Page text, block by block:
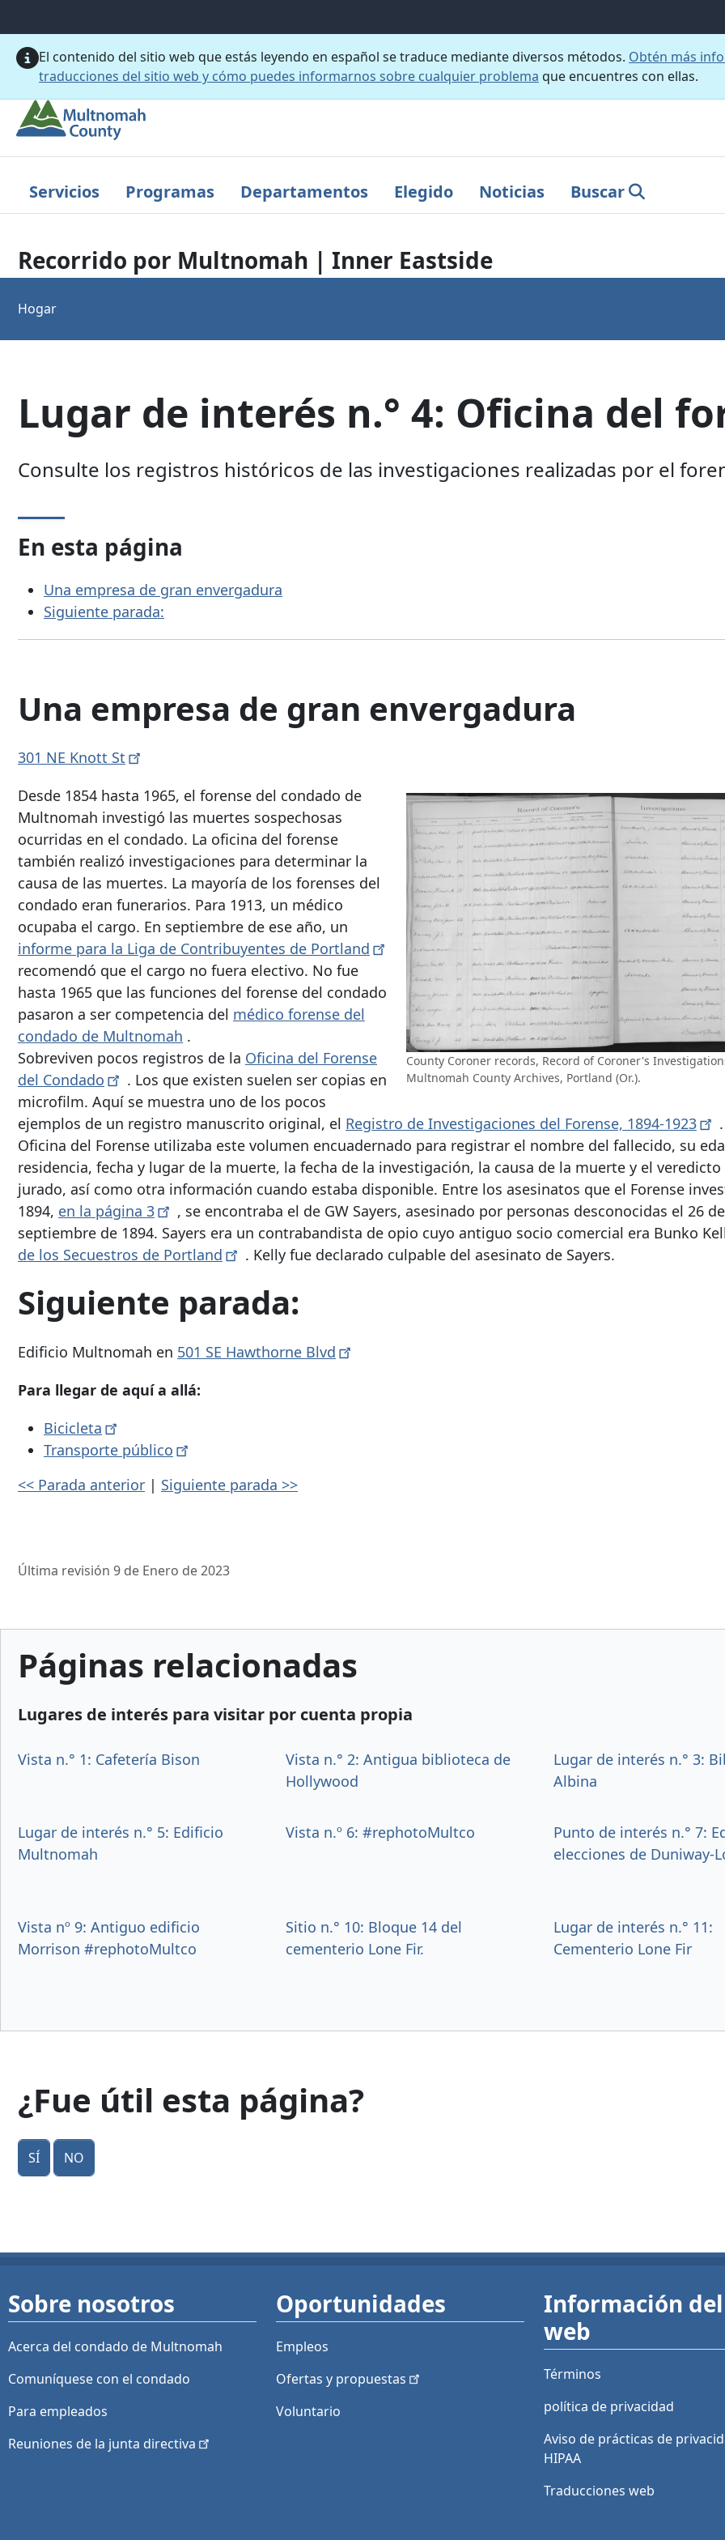
El contenido del sitio web que estás leyendo en español se traduce mediante diversos métodos. Obtén más
traducciones del sitio web y cómo puedes informarnos sobre cualquier problema que encuentres con ellas.
Servicios Programas Departamentos Elegido Noticias Buscar
Recorrido por Multnomah | Inner Eastside
Hogar
Lugar de interés n.° 4: Oficina del
Consulte los registros históricos de las investigaciones realizadas por el
En esta página
Una empresa de gran envergadura
Siguiente parada:
Una empresa de gran envergadura
301 NE Knott St
County Coroner records, Record of Coroner's
Multnomah County Archives, Portland (Or.).
Desde 1854 hasta 1965, el forense del condado de
Multnomah investigó las muertes sospechosas
ocurridas en el condado. La oficina del forense
también realizó investigaciones para determinar la
causa de las muertes. La mayoría de los forenses del
condado eran funerarios. Para 1913, un médico
ocupaba el cargo. En septiembre de ese año, un
informe para la Liga de Contribuyentes de Portland
recomendó que el cargo no fuera electivo. No fue
hasta 1965 que las funciones del forense del condado
pasaron a ser competencia del médico forense del
condado de Multnomah .
Sobreviven pocos registros de la Oficina del Forense
del Condado
. Los que existen suelen ser copias en
microfilm. Aquí se muestra uno de los pocos
ejemplos de un registro manuscrito original, el Registro de Investigaciones del Forense, 1894-1923
Oficina del Forense utilizaba este volumen encuadernado para registrar el nombre del fallecido, su
residencia, fecha y lugar de la muerte, la fecha de la investigación, la causa de la muerte y el veredicto
jurado, así como otra información cuando estaba disponible. Entre los asesinatos que el Forense
1894, en la página 3
, se encontraba el de GW Sayers, asesinado por personas desconocidas el 26 de
septiembre de 1894. Sayers era un contrabandista de opio cuyo antiguo socio comercial era Bunko
de los Secuestros de Portland . Kelly fue declarado culpable del asesinato de Sayers.
Siguiente parada:
Edificio Multnomah en 501 SE Hawthorne Blvd
Para llegar de aquí a allá:
Bicicleta
Transporte público
<< Parada anterior | Siguiente parada >>
Última revisión 9 de Enero de 2023
Páginas relacionadas
Lugares de interés para visitar por cuenta propia
Vista n.° 1: Cafetería Bison
Vista n.° 2: Antigua biblioteca de
Hollywood
Lugar de interés n.° 3:
Albina
Lugar de interés n.° 5: Edificio
Multnomah
Vista n.º 6: #rephotoMultco
Punto de interés n.° 7:
elecciones de Duniway-
Vista nº 9: Antiguo edificio
Morrison #rephotoMultco
Sitio n.° 10: Bloque 14 del
cementerio Lone Fir.
Lugar de interés n.° 11:
Cementerio Lone Fir
¿Fue útil esta página?
Sí No
Sobre nosotros
Acerca del condado de Multnomah
Comuníquese con el condado
Para empleados
Reuniones de la junta directiva
Oportunidades
Empleos
Ofertas y propuestas
Voluntario
Información
web
Términos
política de privacidad
Aviso de prácticas de
HIPAA
Traducciones web